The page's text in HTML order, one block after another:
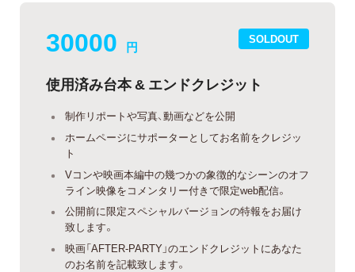
SOLDOUT
30000 円
使用済み台本 & エンドクレジット
制作リポートや写真、動画などを公開
ホームページにサポーターとしてお名前をクレジッ
ト
Vコンや映画本編中の幾つかの象徴的なシーンのオフ
ライン映像をコメンタリー付きで限定web配信。
公開前に限定スペシャルバージョンの特報をお届け
致します。
映画「AFTER-PARTY」のエンドクレジットにあなた
のお名前を記載致します。